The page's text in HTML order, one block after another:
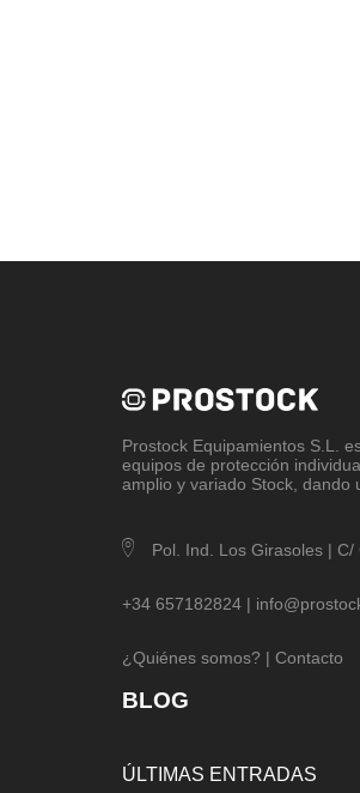
Prostock Equipamientos S.L
.
equipos de protección
amplio y variado Stock, dando
Pol. Ind. Los Girasoles |
+34 657182824 |
¿Quiénes somos? | Contacto
BLOG
ÚLTIMAS ENTRADAS